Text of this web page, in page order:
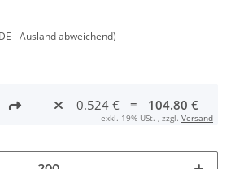
- Ausland abweichend)
0.524 € = 104.80 €
exkl. 19% USt. , zzgl. Versand